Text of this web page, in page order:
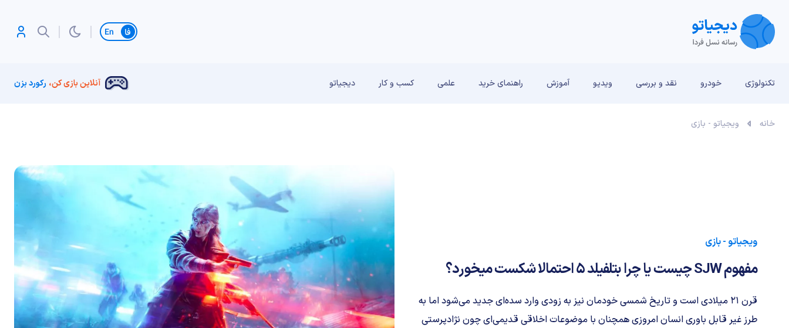
تغییر زبان
تکنولوژی خودرو نقد و بررسی‌ ویدیو آموزش راهنمای خرید علمی کسب و کار دیجیاتو آنلاین بازی کن، رکورد بزن
خانه ویجیاتو - بازی
ویجیاتو - بازی
مفهوم SJW چیست یا چرا بتلفیلد 5 احتمالا شکست می‎خورد؟
قرن 21 میلادی است و تاریخ شمسی خودمان نیز به زودی وارد سده‌ای جدید می‌شود اما به
طرز غیر قابل باوری انسان امروزی همچنان با موضوعات اخلاقی قدیمی‌ای چون نژادپرستی